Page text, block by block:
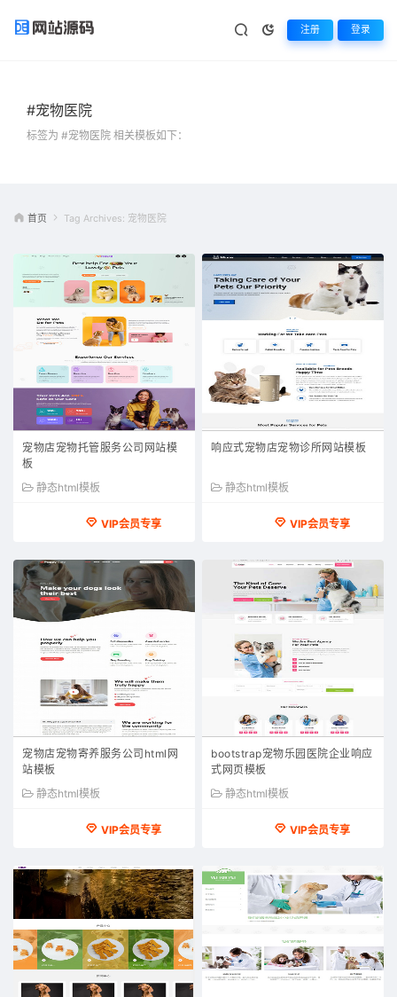
注册 登录
#宠物医院
标签为 #宠物医院 相关模板如下：
首页 Tag Archives: 宠物医院
宠物店宠物托管服务公司网站模
板
静态html模板
VIP会员专享
响应式宠物店宠物诊所网站模板
静态html模板
VIP会员专享
宠物店宠物寄养服务公司html网
站模板
静态html模板
VIP会员专享
bootstrap宠物乐园医院企业响应
式网页模板
静态html模板
VIP会员专享